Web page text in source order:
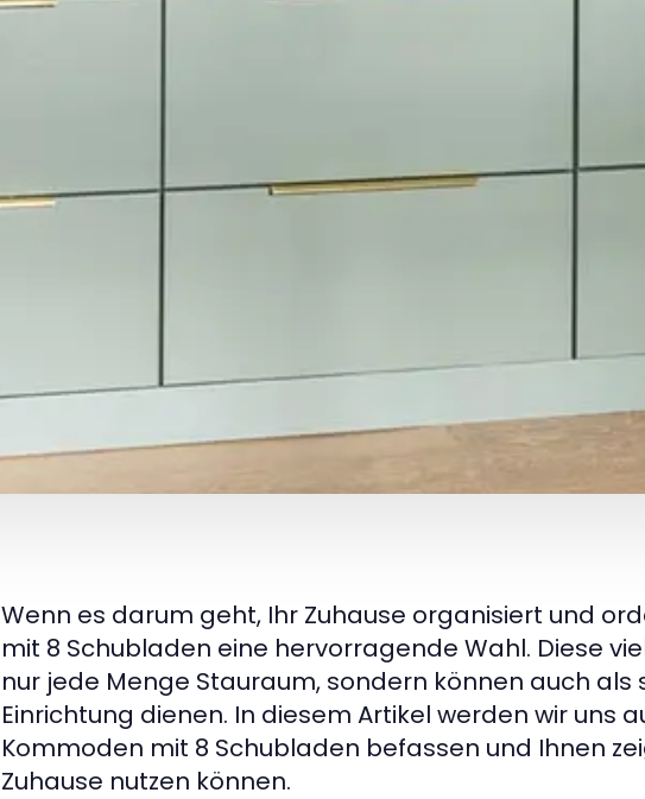
Wenn es darum geht, Ihr Zuhause organisiert und
mit 8 Schubladen eine hervorragende Wahl. Diese
nur jede Menge Stauraum, sondern können auch als
Einrichtung dienen. In diesem Artikel werden wir uns
Kommoden mit 8 Schubladen befassen und Ihnen
Zuhause nutzen können.